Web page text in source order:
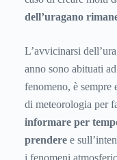
dell’uragano
L’avvicinarsi
anno sono abituati
fenomeno, è sempre
di meteorologia per
informare per
prendere e